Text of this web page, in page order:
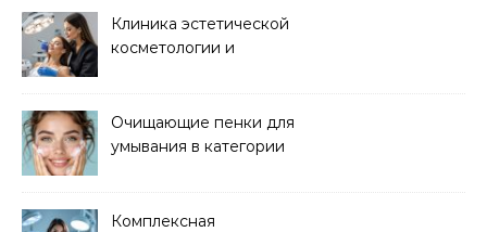
Клиника эстетической
косметологии и
Очищающие пенки для
умывания в категории
Комплексная